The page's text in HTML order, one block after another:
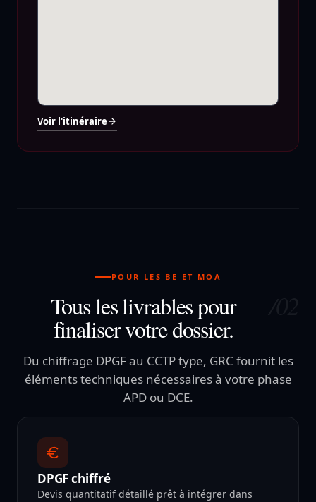
Voir l'itinéraire
POUR LES BE ET MOA
Tous les livrables pour
finaliser votre dossier.
Du chiffrage DPGF au CCTP type, GRC fournit les
éléments techniques nécessaires à votre phase
APD ou DCE.
DPGF chiffré
Devis quantitatif détaillé prêt à intégrer dans